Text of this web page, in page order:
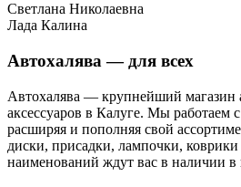
Светлана Николаевна
Лада Калина
Автохалява — для всех
Автохалява — крупнейший магазин
аксессуаров в Калуге. Мы работаем
расширяя и пополняя свой
диски, присадки, лампочки,
наименований ждут вас в наличии в